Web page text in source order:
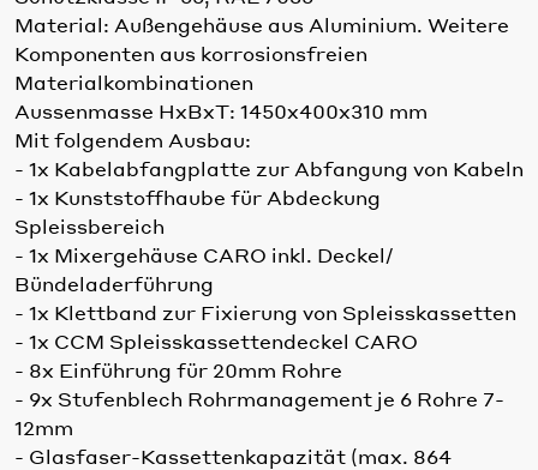
Material: Außengehäuse aus Aluminium. Weitere
Komponenten aus korrosionsfreien
Materialkombinationen
Aussenmasse HxBxT: 1450x400x310 mm
Mit folgendem Ausbau:
- 1x Kabelabfangplatte zur Abfangung von Kabeln
- 1x Kunststoffhaube für Abdeckung
Spleissbereich
- 1x Mixergehäuse CARO inkl. Deckel/
Bündeladerführung
- 1x Klettband zur Fixierung von Spleisskassetten
- 1x CCM Spleisskassettendeckel CARO
- 8x Einführung für 20mm Rohre
- 9x Stufenblech Rohrmanagement je 6 Rohre 7-
12mm
- Glasfaser-Kassettenkapazität (max. 864